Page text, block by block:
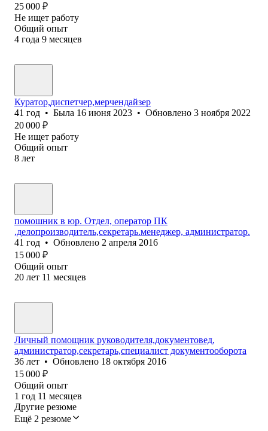
25 000 ₽
Не ищет работу
Общий опыт
4 года 9 месяцев
Куратор,диспетчер,мерчендайзер
41 год • Была 16 июня 2023 • Обновлено 3 ноября 2022
20 000 ₽
Не ищет работу
Общий опыт
8 лет
помошник в юр. Отдел, оператор ПК
,делопроизводитель,секретарь.менеджер, администратор.
41 год • Обновлено 2 апреля 2016
15 000 ₽
Общий опыт
20 лет 11 месяцев
Личный помощник руководителя,документовед,
администратор,секретарь,специалист документооборота
36 лет • Обновлено 18 октября 2016
15 000 ₽
Общий опыт
1 год 11 месяцев
Другие резюме
Ещё 2 резюме